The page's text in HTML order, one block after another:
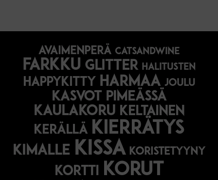
avaimenperä catsandwine
farkku glitter halitusten
happykitty harmaa joulu
Kasvot pimeässä
kaulakoru keltainen
kerällä kierrätys
kimalle kissa koristetyyny
kortti korut